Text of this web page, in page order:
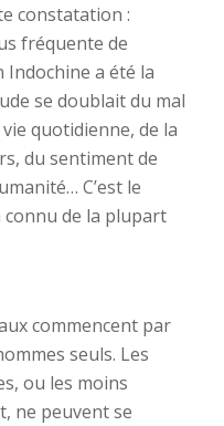
constatation :
fréquente de
Indochine a été la
se doublait du mal
quotidienne, de la
du sentiment de
C’est le
connu de la plupart
commencent par
seuls. Les
ou les moins
ne peuvent se